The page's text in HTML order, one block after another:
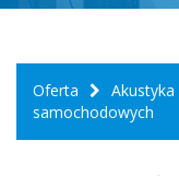
Oferta Akustyka
samochodowych